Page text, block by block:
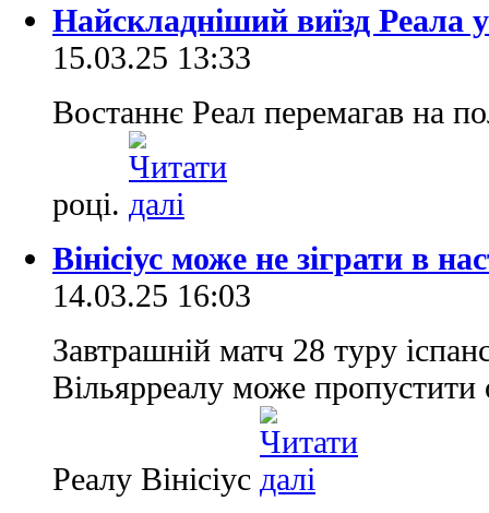
Найскладніший виїзд Реала у
15.03.25 13:33
Востаннє Реал перемагав на
році.
Вінісіус може не зіграти в
14.03.25 16:03
Завтрашній матч 28 туру
Вільярреалу може пропустити
Реалу Вінісіус